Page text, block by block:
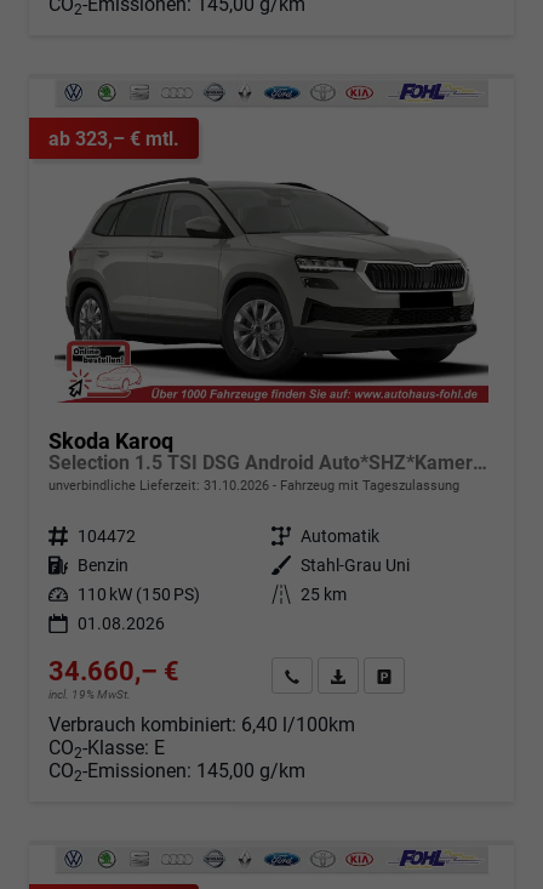
CO2-Emissionen: 145,00 g/km
ab 323,– € mtl.
Skoda Karoq
Selection 1.5 TSI DSG Android Auto*SHZ*Kamera*PDC v/h*Klimaauto*SUNSET*LED
unverbindliche Lieferzeit: 31.10.2026 Fahrzeug mit Tageszulassung
Fahrzeugnr. 104472 Getriebe Automatik
Kraftstoff Benzin Außenfarbe Stahl-Grau Uni
Leistung 110 kW (150 PS) Kilometerstand 25 km
01.08.2026
34.660,– €
incl. 19% MwSt.
Angebot anfordern
Fahrzeugexpose (PDF)
Verbrauch kombiniert: 6,40 l/100km
CO2-Klasse: E
CO2-Emissionen: 145,00 g/km